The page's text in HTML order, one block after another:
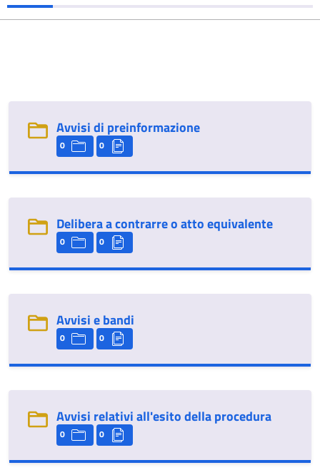
Avvisi di preinformazione
0 0
Delibera a contrarre o atto equivalente
0 0
Avvisi e bandi
0 0
Avvisi relativi all'esito della procedura
0 0